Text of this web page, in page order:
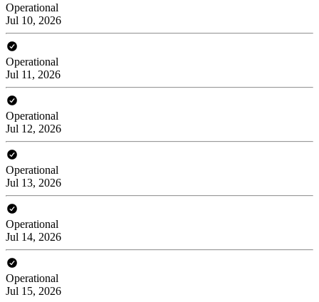
Operational
Jul 10, 2026
Operational
Jul 11, 2026
Operational
Jul 12, 2026
Operational
Jul 13, 2026
Operational
Jul 14, 2026
Operational
Jul 15, 2026